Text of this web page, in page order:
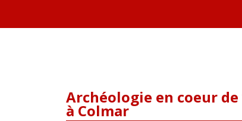
Archéologie en coeur
à Colmar